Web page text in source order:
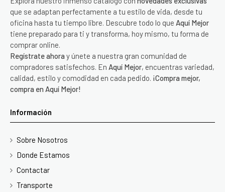
que se adaptan perfectamente a tu estilo de vida, desde tu
oficina hasta tu tiempo libre. Descubre todo lo que Aquí Mejor
tiene preparado para ti y transforma, hoy mismo, tu forma de
comprar online.
Regístrate ahora y únete a nuestra gran comunidad de
compradores satisfechos. En Aquí Mejor, encuentras variedad,
calidad, estilo y comodidad en cada pedido. ¡Compra mejor,
compra en Aquí Mejor!
Información
Sobre Nosotros
Donde Estamos
Contactar
Transporte